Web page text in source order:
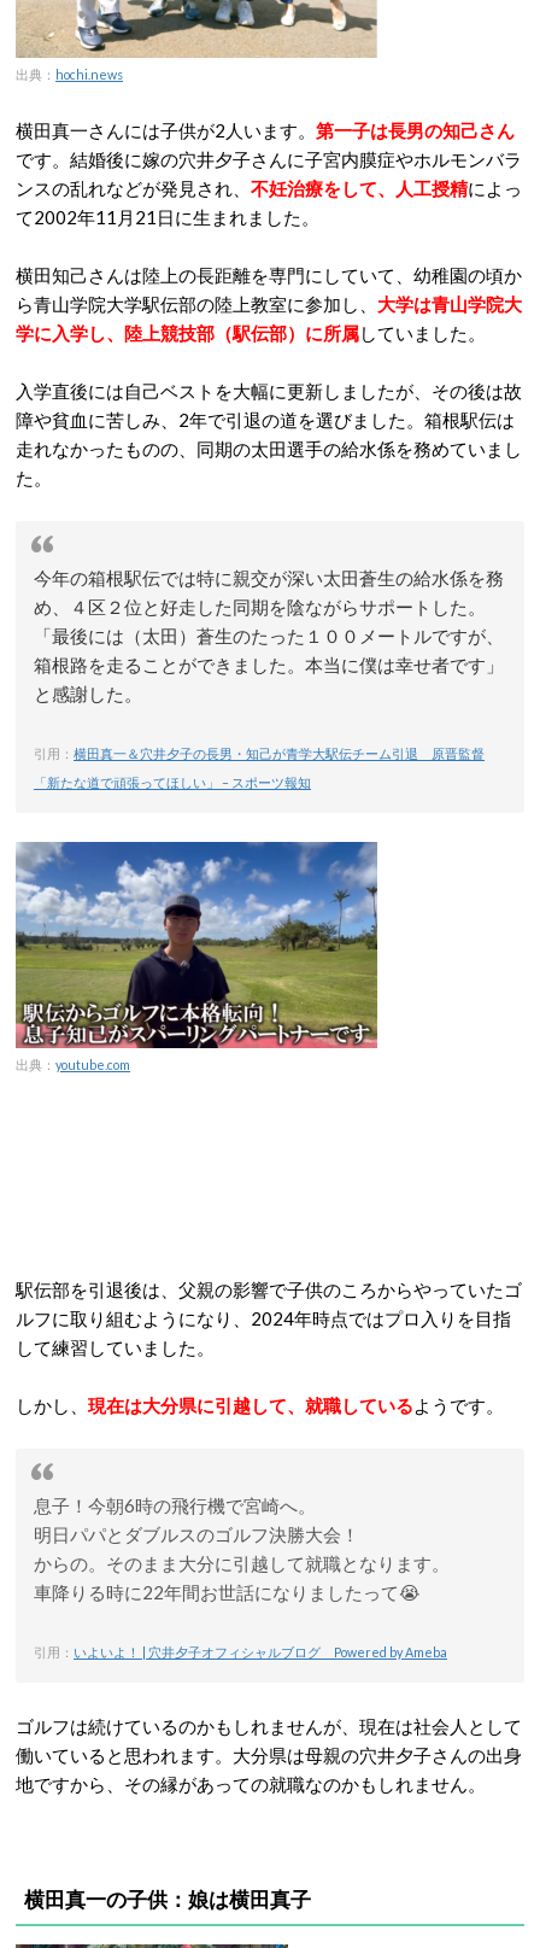
出典： hochi.news
横田真一さんには子供が2人います。 第一子は長男の知己さん
です。結婚後に嫁の穴井夕子さんに子宮内膜症やホルモンバラ
ンスの乱れなどが発見され、 不妊治療をして、人工授精によっ
て2002年11月21日に生まれました。
横田知己さんは陸上の長距離を専門にしていて、幼稚園の頃か
ら青山学院大学駅伝部の陸上教室に参加し、 大学は青山学院大
学に入学し、陸上競技部（駅伝部）に所属していました。
入学直後には自己ベストを大幅に更新しましたが、その後は故
障や貧血に苦しみ、2年で引退の道を選びました。箱根駅伝は
走れなかったものの、同期の太田選手の給水係を務めていまし
た。
今年の箱根駅伝では特に親交が深い太田蒼生の給水係を務
め、４区２位と好走した同期を陰ながらサポートした。
「最後には（太田）蒼生のたった１００メートルですが、
箱根路を走ることができました。本当に僕は幸せ者です」
と感謝した。
引用： 横田真一＆穴井夕子の長男・知己が青学大駅伝チーム引退 原晋監督
「新たな道で頑張ってほしい」 – スポーツ報知
出典： youtube.com
駅伝部を引退後は、父親の影響で子供のころからやっていたゴ
ルフに取り組むようになり、2024年時点ではプロ入りを目指
して練習していました。
しかし、 現在は大分県に引越して、就職しているようです。
息子！今朝6時の飛行機で宮崎へ。
明日パパとダブルスのゴルフ決勝大会！
からの。そのまま大分に引越して就職となります。
車降りる時に22年間お世話になりましたって😭
引用： いよいよ！ | 穴井夕子オフィシャルブログ Powered by Ameba
ゴルフは続けているのかもしれませんが、現在は社会人として
働いていると思われます。大分県は母親の穴井夕子さんの出身
地ですから、その縁があっての就職なのかもしれません。
横田真一の子供：娘は横田真子